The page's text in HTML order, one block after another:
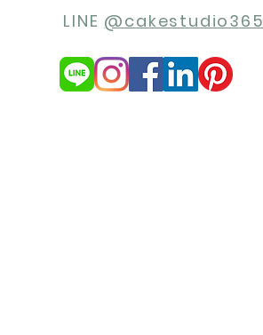
LINE @cakestudio365